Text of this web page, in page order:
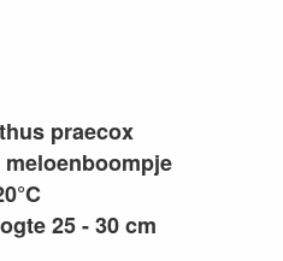
praecox
25 - 30 cm